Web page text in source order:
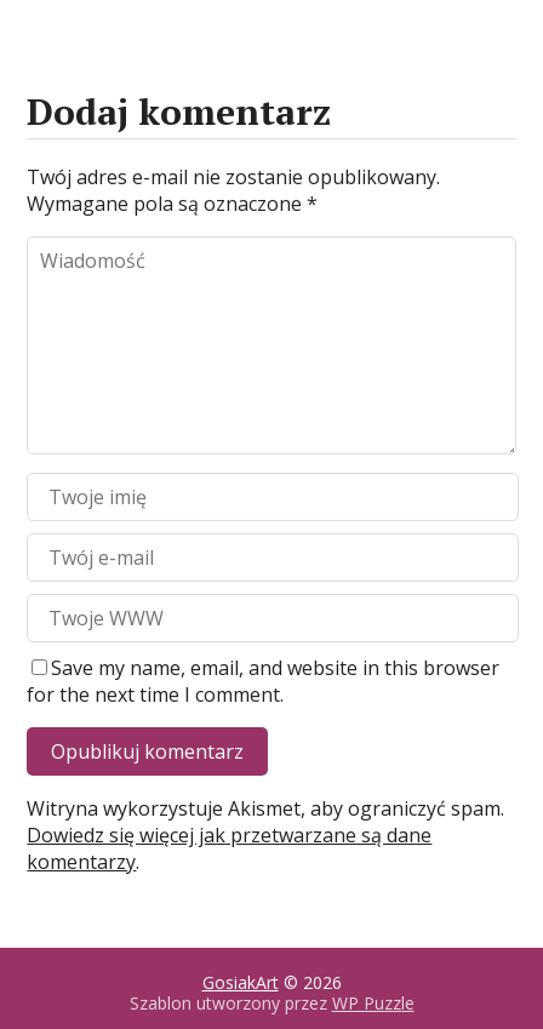
Dodaj komentarz
Twój adres e-mail nie zostanie opublikowany.
Wymagane pola są oznaczone*
Save my name, email, and website in this browser
for the next time I comment.
Witryna wykorzystuje Akismet, aby ograniczyć spam.
Dowiedz się więcej jak przetwarzane są dane
komentarzy.
GosiakArt© 2026
Szablon utworzony przez WP Puzzle